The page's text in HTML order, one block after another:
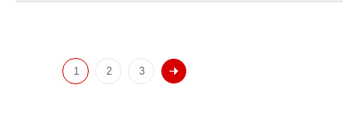
1 2 3